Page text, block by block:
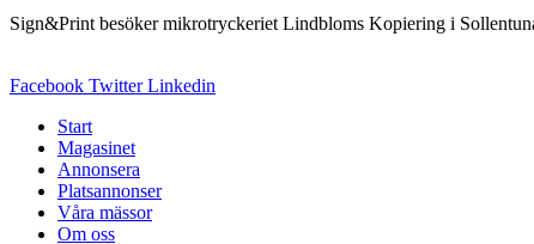
Sign&Print besöker mikrotryckeriet Lindbloms Kopiering i
Facebook Twitter Linkedin
Start
Magasinet
Annonsera
Platsannonser
Våra mässor
Om oss